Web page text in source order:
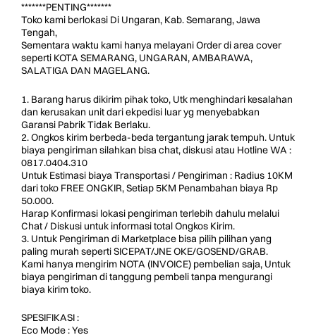
*******PENTING*******
Toko kami berlokasi Di Ungaran, Kab. Semarang, Jawa
Tengah,
Sementara waktu kami hanya melayani Order di area cover
seperti KOTA SEMARANG, UNGARAN, AMBARAWA,
SALATIGA DAN MAGELANG.
1. Barang harus dikirim pihak toko, Utk menghindari kesalahan
dan kerusakan unit dari ekpedisi luar yg menyebabkan
Garansi Pabrik Tidak Berlaku.
2. Ongkos kirim berbeda-beda tergantung jarak tempuh. Untuk
biaya pengiriman silahkan bisa chat, diskusi atau Hotline WA :
0817.0404.310
Untuk Estimasi biaya Transportasi / Pengiriman : Radius 10KM
dari toko FREE ONGKIR, Setiap 5KM Penambahan biaya Rp
50.000.
Harap Konfirmasi lokasi pengiriman terlebih dahulu melalui
Chat / Diskusi untuk informasi total Ongkos Kirim.
3. Untuk Pengiriman di Marketplace bisa pilih pilihan yang
paling murah seperti SICEPAT/JNE OKE/GOSEND/GRAB.
Kami hanya mengirim NOTA (INVOICE) pembelian saja, Untuk
biaya pengiriman di tanggung pembeli tanpa mengurangi
biaya kirim toko.
SPESIFIKASI :
Eco Mode : Yes